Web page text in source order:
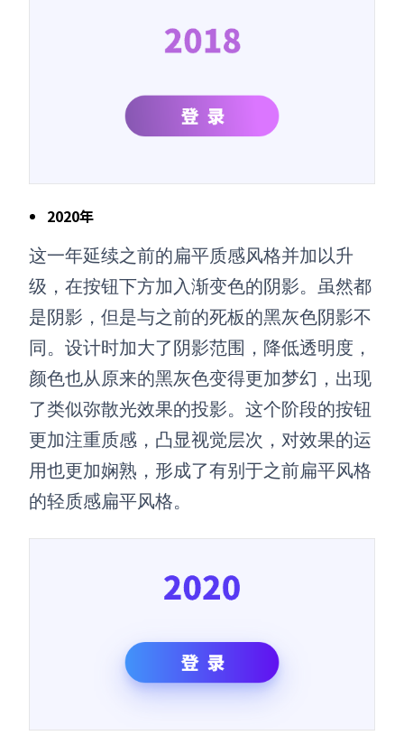
2020年
这一年延续之前的扁平质感风格并加以升
级，在按钮下方加入渐变色的阴影。虽然都
是阴影，但是与之前的死板的黑灰色阴影不
同。设计时加大了阴影范围，降低透明度，
颜色也从原来的黑灰色变得更加梦幻，出现
了类似弥散光效果的投影。这个阶段的按钮
更加注重质感，凸显视觉层次，对效果的运
用也更加娴熟，形成了有别于之前扁平风格
的轻质感扁平风格。